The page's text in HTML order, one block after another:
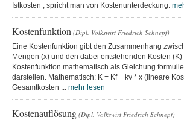
Istkosten , spricht man von Kostenunterdeckung.
Kostenfunktion (Dipl. Volkswirt Friedrich Schnepf)
Eine Kostenfunktion gibt den Zusammenhang
Mengen (x) und den dabei entstehenden Kosten
Kostenfunktion mathematisch als Gleichung
darstellen. Mathematisch: K = Kf + kv * x (lineare
Gesamtkosten ... mehr lesen
Kostenauflösung (Dipl. Volkswirt Friedrich Schnepf)